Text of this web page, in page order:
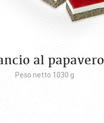
al papavero
Peso netto 1030 g